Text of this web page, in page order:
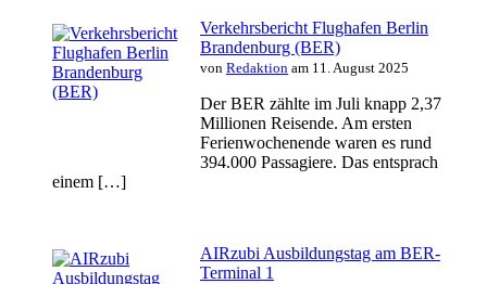
Verkehrsbericht Flughafen Berlin
Brandenburg (BER)
von Redaktion am 11. August 2025
Der BER zählte im Juli knapp 2,37
Millionen Reisende. Am ersten
Ferienwochenende waren es rund
394.000 Passagiere. Das entsprach
einem […]
AIRzubi Ausbildungstag am BER-
Terminal 1